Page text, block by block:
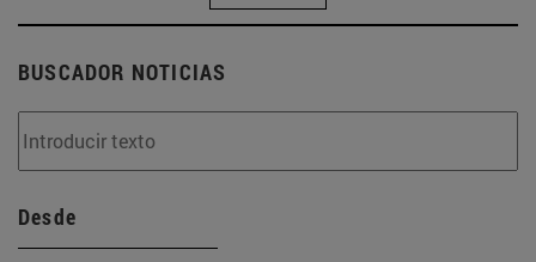
BUSCADOR NOTICIAS
Desde